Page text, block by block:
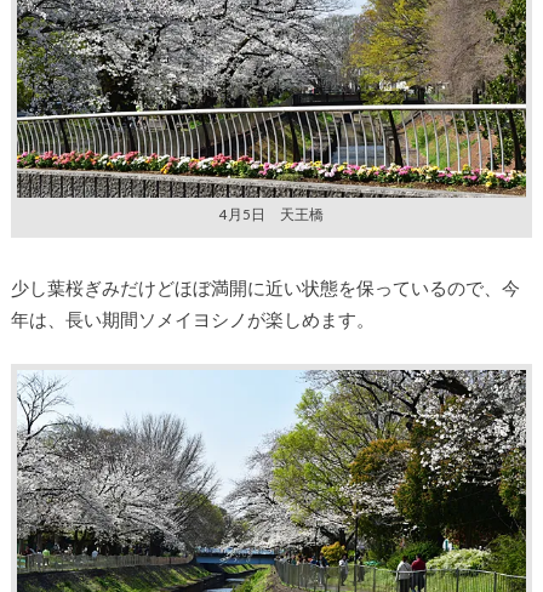
4月5日 天王橋
少し葉桜ぎみだけどほぼ満開に近い状態を保っているので、今
年は、長い期間ソメイヨシノが楽しめます。